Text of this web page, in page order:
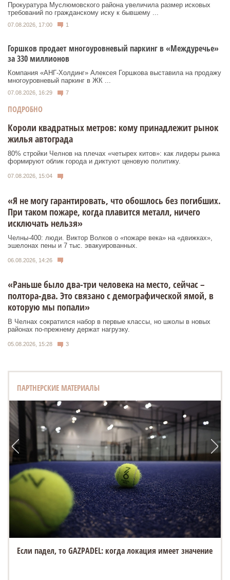
Прокуратура Муслюмовского района увеличила размер исковых
требований по гражданскому иску к бывшему ...
07.08.2026, 17:00 1
Горшков продает многоуровневый паркинг в «Междуречье»
за 330 миллионов
Компания «АНГ-Холдинг» Алексея Горшкова выставила на продажу
многоуровневый паркинг в ЖК ...
07.08.2026, 16:29 7
ПОДРОБНО
Короли квадратных метров: кому принадлежит рынок
жилья автограда
80% стройки Челнов на плечах «четырех китов»: как лидеры рынка
формируют облик города и диктуют ценовую политику.
07.08.2026, 15:04
«Я не могу гарантировать, что обошлось без погибших.
При таком пожаре, когда плавится металл, ничего
исключать нельзя»
Челны-400: люди. Виктор Волков о «пожаре века» на «движках»,
эшелонах пены и 7 тыс. эвакуированных.
06.08.2026, 14:26
«Раньше было два-три человека на место, сейчас –
полтора-два. Это связано с демографической ямой, в
которую мы попали»
В Челнах сократился набор в первые классы, но школы в новых
районах по-прежнему держат нагрузку.
05.08.2026, 15:28 3
ПАРТНЕРСКИЕ МАТЕРИАЛЫ
Если падел, то GAZPADEL: когда локация имеет значение